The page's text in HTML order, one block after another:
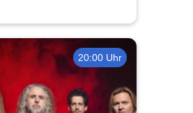
20:00 Uhr